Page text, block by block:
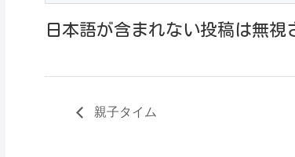
日本語が含まれない投稿は無視
親子タイム